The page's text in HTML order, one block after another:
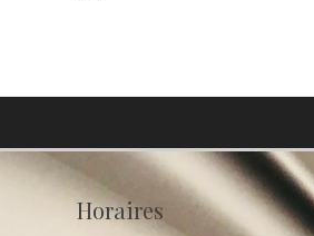
Horaires